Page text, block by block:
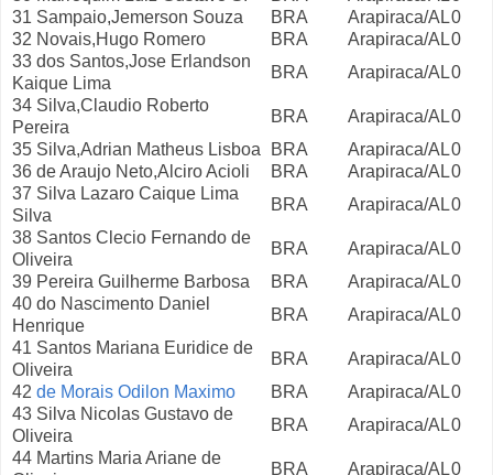
31 Sampaio,Jemerson Souza
BRA Arapiraca/AL0
32 Novais,Hugo Romero
BRA Arapiraca/AL0
33 dos Santos,Jose Erlandson
Kaique Lima
BRA Arapiraca/AL0
34 Silva,Claudio Roberto
Pereira
BRA Arapiraca/AL0
35 Silva,Adrian Matheus Lisboa
BRA Arapiraca/AL0
36 de Araujo Neto,Alciro Acioli
BRA Arapiraca/AL0
37 Silva Lazaro Caique Lima
Silva
BRA Arapiraca/AL0
38 Santos Clecio Fernando de
Oliveira
BRA Arapiraca/AL0
39 Pereira Guilherme Barbosa
BRA Arapiraca/AL0
40 do Nascimento Daniel
Henrique
BRA Arapiraca/AL0
41 Santos Mariana Euridice de
Oliveira
BRA Arapiraca/AL0
42 de Morais Odilon Maximo BRA Arapiraca/AL0
43 Silva Nicolas Gustavo de
Oliveira
BRA Arapiraca/AL0
44 Martins Maria Ariane de
BRA Arapiraca/AL0